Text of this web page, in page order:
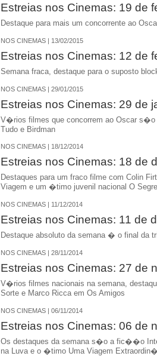
Estreias nos Cinemas: 19 de
Destaque para mais um concorrente ao
NOS CINEMAS | 13/02/2015
Estreias nos Cinemas: 12 de
Semana fraca, destaque para o suposto
NOS CINEMAS | 29/01/2015
Estreias nos Cinemas: 29 de
V�rios filmes que concorrem ao Oscar s�o
Tudo e Birdman
NOS CINEMAS | 18/12/2014
Estreias nos Cinemas: 18 de
Destaques para um fraco filme com Colin
Viagem e um �timo juvenil nacional O
NOS CINEMAS | 11/12/2014
Estreias nos Cinemas: 11 de
Destaque absoluto da semana � o final da
NOS CINEMAS | 28/11/2014
Estreias nos Cinemas: 27 de
V�rios filmes nacionais na semana,
Sorte e Marco Ricca em Os Amigos
NOS CINEMAS | 06/11/2014
Estreias nos Cinemas: 06 de
Os destaques da semana s�o a fic��o
na Luva e o �timo Uma Viagem